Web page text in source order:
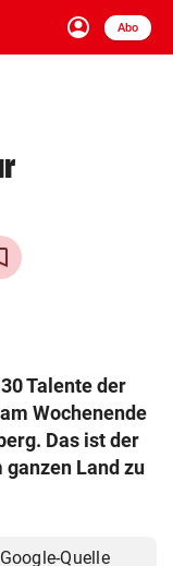
account_circle
Anmelden
Abo
close Schließen
arrow_right
arrow_right
Talente der
Wochenende
Das ist der
Land zu
Quelle